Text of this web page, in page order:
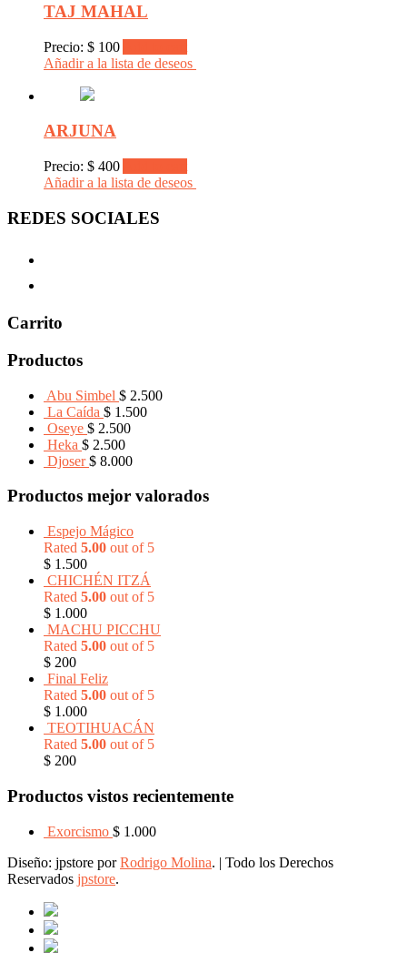
TAJ MAHAL
Precio: $ 100
Añadir a la lista de deseos
ARJUNA
Precio: $ 400
Añadir a la lista de deseos
REDES SOCIALES
Carrito
Productos
Abu Simbel $ 2.500
La Caída $ 1.500
Oseye $ 2.500
Heka $ 2.500
Djoser $ 8.000
Productos mejor valorados
Espejo Mágico
Rated 5.00 out of 5
$ 1.500
CHICHÉN ITZÁ
Rated 5.00 out of 5
$ 1.000
MACHU PICCHU
Rated 5.00 out of 5
$ 200
Final Feliz
Rated 5.00 out of 5
$ 1.000
TEOTIHUACÁN
Rated 5.00 out of 5
$ 200
Productos vistos recientemente
Exorcismo $ 1.000
Diseño: jpstore porRodrigo Molina. | Todo los Derechos
Reservados jpstore.